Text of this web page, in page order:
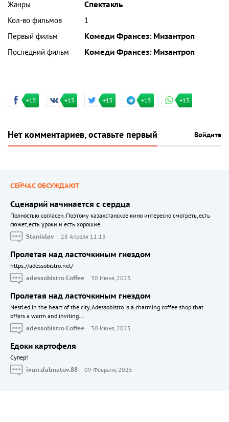
Жанры
Спектакль
Кол-во фильмов
1
Первый фильм
Комеди Франсез: Мизантроп
Последний фильм
Комеди Франсез: Мизантроп
+15 +15 +15 +15 +15
Нет комментариев, оставьте первый Войдите
СЕЙЧАС ОБСУЖДАЮТ
Сценарий начинается с сердца
Полностью согласен. Поэтому казахстанское кино интересно смотреть, есть
сюжет, есть уроки и есть хорошие...
Stanislav
28 Апреля 11:13
Пролетая над ласточкиным гнездом
https://adessobistro.net/
adessobistro Coffee
30 Июня, 2025
Пролетая над ласточкиным гнездом
Nestled in the heart of the city, Adessobistro is a charming coffee shop that
offers a warm and inviting...
adessobistro Coffee
30 Июня, 2025
Едоки картофеля
Cупер!
ivan.dalmatov.88
09 Февраля, 2025